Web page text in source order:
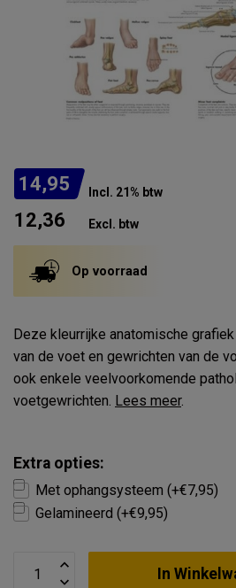
14,95 Incl. 21% btw
12,36 Excl. btw
Op voorraad
Deze kleurrijke anatomische
van de voet en gewrichten van de
ook enkele veelvoorkomende
voetgewrichten. Lees meer.
Extra opties:
Met ophangsysteem (+€7,95)
Gelamineerd (+€9,95)
In